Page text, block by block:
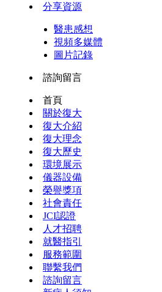
分享資源
醫患感想
視頻多媒體
圖片記錄
諮詢留言
首頁
關於復大
復大介紹
復大理念
復大歷史
環境展示
儀器設備
榮譽獎項
社會責任
JCI認證
人才招聘
就醫指引
服務範圍
聯繫我們
諮詢留言